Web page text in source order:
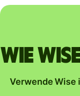
Wie
Verwende Wise